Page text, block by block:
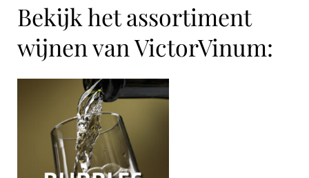
Bekijk het assortiment
wijnen van VictorVinum: